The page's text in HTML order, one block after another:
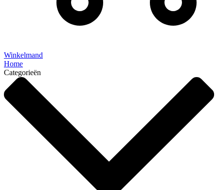
Winkelmand
Home
Categorieën